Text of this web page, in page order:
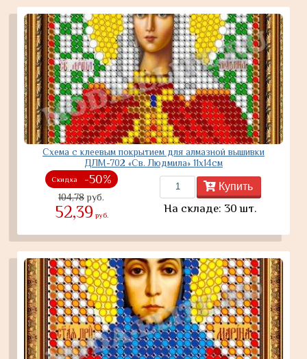
Схема с клеевым покрытием для алмазной вышивки
ДЛМ-702 «Св. Людмила» 11х14см
Скидка -50%
104,78руб.
52,39 руб.
Купить
На складе: 30 шт.